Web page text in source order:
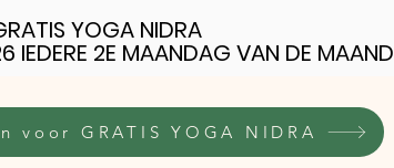
YOGA NIDRA
IEDERE 2E MAANDAG VAN DE MAAND
voor GRATIS YOGA NIDRA